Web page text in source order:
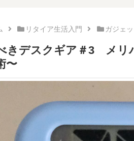
リタイア生活入門 ガジェッ
きデスクギア＃3 メリ
〜